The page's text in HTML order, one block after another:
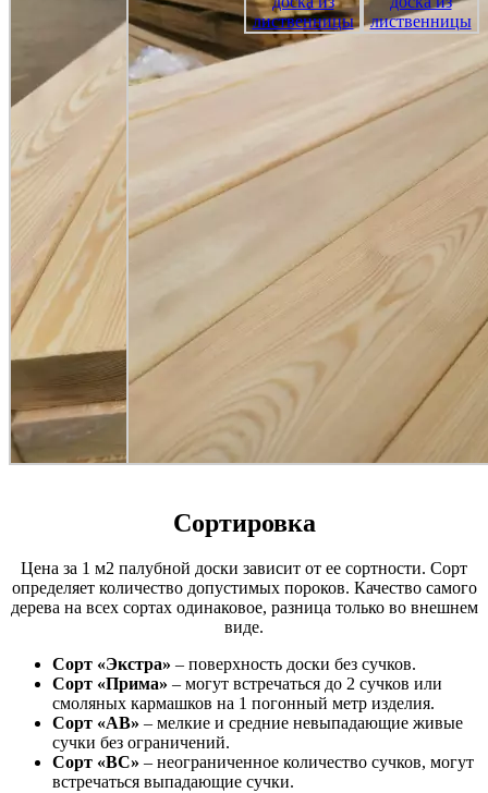
Сортировка
Цена за 1 м2 палубной доски зависит от ее сортности. Сорт
определяет количество допустимых пороков. Качество самого
дерева на всех сортах одинаковое, разница только во внешнем
виде.
Сорт «Экстра» – поверхность доски без сучков.
Сорт «Прима» – могут встречаться до 2 сучков или
смоляных кармашков на 1 погонный метр изделия.
Сорт «АВ» – мелкие и средние невыпадающие живые
сучки без ограничений.
Сорт «ВС» – неограниченное количество сучков, могут
встречаться выпадающие сучки.